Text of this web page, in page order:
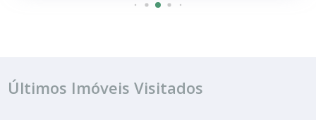
Últimos Imóveis Visitados